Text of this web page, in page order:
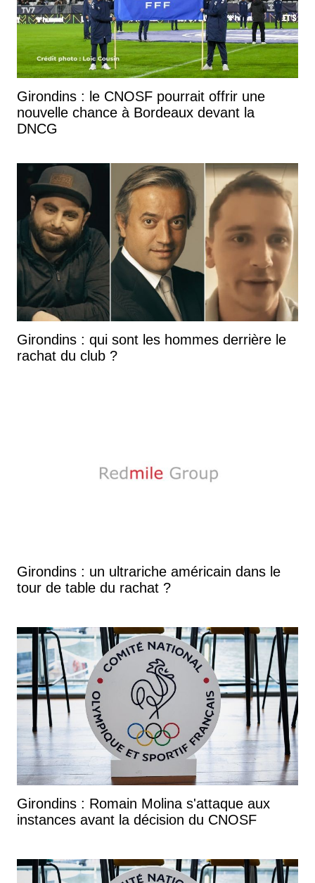
Girondins : le CNOSF pourrait offrir une
nouvelle chance à Bordeaux devant la
DNCG
Girondins : qui sont les hommes derrière le
rachat du club ?
Girondins : un ultrariche américain dans le
tour de table du rachat ?
Girondins : Romain Molina s'attaque aux
instances avant la décision du CNOSF